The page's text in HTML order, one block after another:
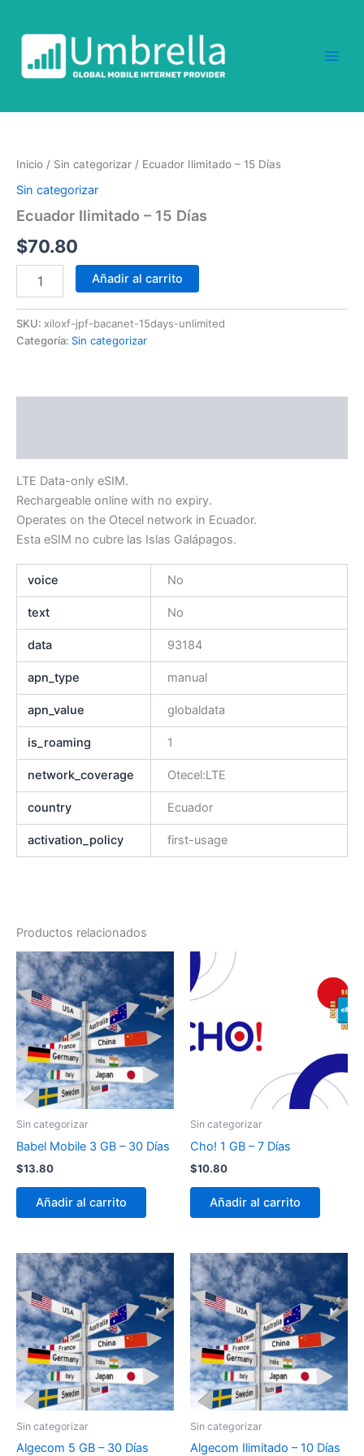
contenido
Inicio / Sin categorizar / Ecuador Ilimitado – 15 Días
Sin categorizar
Ecuador Ilimitado – 15 Días
$70.80
15
Días
cantidad
Añadir al carrito
SKU: xiloxf-jpf-bacanet-15days-unlimited
Categoría: Sin categorizar
LTE Data-only eSIM.
Rechargeable online with no expiry.
Operates on the Otecel network in Ecuador.
Esta eSIM no cubre las Islas Galápagos.
voice No
text No
data 93184
apn_type manual
apn_value globaldata
is_roaming 1
network_coverage Otecel:LTE
country Ecuador
activation_policy first-usage
Productos relacionados
Sin categorizar
Babel Mobile 3 GB – 30 Días
$13.80
Añadir al carrito
Sin categorizar
Cho! 1 GB – 7 Días
$10.80
Añadir al carrito
Sin categorizar
Algecom 5 GB – 30 Días
Sin categorizar
Algecom Ilimitado – 10 Días